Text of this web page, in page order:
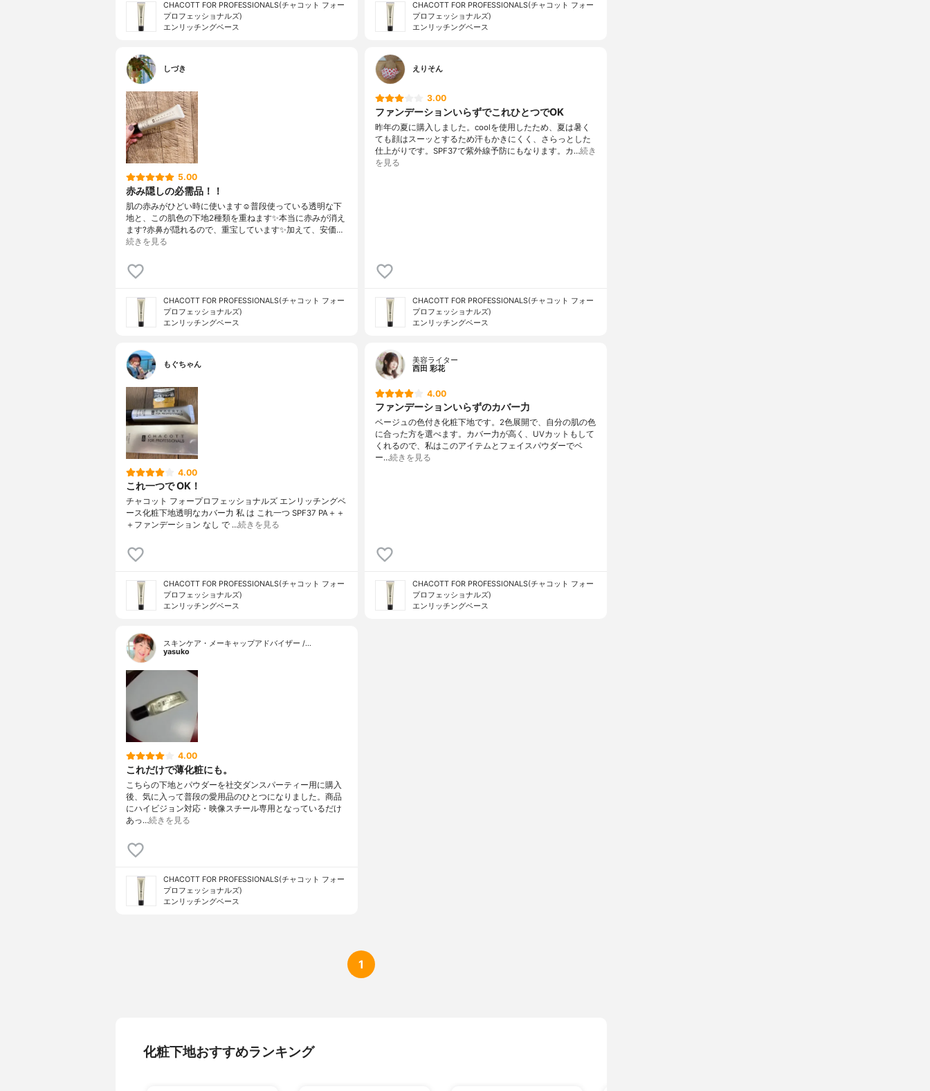
CHACOTT FOR PROFESSIONALS(チャコット フォー
プロフェッショナルズ)
エンリッチングベース
CHACOTT FOR PROFESSIONALS(チャコット フォー
プロフェッショナルズ)
エンリッチングベース
しづき
5.00
赤み隠しの必需品！！
肌の赤みがひどい時に使います☺️普段使っている透明な下
地と、この肌色の下地2種類を重ねます✨本当に赤みが消え
ます?赤鼻が隠れるので、重宝しています✨加えて、安価…
続きを見る
CHACOTT FOR PROFESSIONALS(チャコット フォー
プロフェッショナルズ)
エンリッチングベース
えりそん
3.00
ファンデーションいらずでこれひとつでOK
昨年の夏に購入しました。coolを使用したため、夏は暑く
ても顔はスーッとするため汗もかきにくく、さらっとした
仕上がりです。SPF37で紫外線予防にもなります。カ…続き
を見る
CHACOTT FOR PROFESSIONALS(チャコット フォー
プロフェッショナルズ)
エンリッチングベース
もぐちゃん
4.00
これ一つで OK！
チャコット フォープロフェッショナルズ エンリッチングベ
ース化粧下地透明なカバー力 私 は これ一つ SPF37 PA＋＋
＋ファンデーション なし で …続きを見る
CHACOTT FOR PROFESSIONALS(チャコット フォー
プロフェッショナルズ)
エンリッチングベース
美容ライター
西田 彩花
4.00
ファンデーションいらずのカバー力
ベージュの色付き化粧下地です。2色展開で、自分の肌の色
に合った方を選べます。カバー力が高く、UVカットもして
くれるので、私はこのアイテムとフェイスパウダーでベ
ー…続きを見る
CHACOTT FOR PROFESSIONALS(チャコット フォー
プロフェッショナルズ)
エンリッチングベース
スキンケア・メーキャップアドバイザー /…
yasuko
4.00
これだけで薄化粧にも。
こちらの下地とパウダーを社交ダンスパーティー用に購入
後、気に入って普段の愛用品のひとつになりました。商品
にハイビジョン対応・映像スチール専用となっているだけ
あっ…続きを見る
CHACOTT FOR PROFESSIONALS(チャコット フォー
プロフェッショナルズ)
エンリッチングベース
1
化粧下地おすすめランキング